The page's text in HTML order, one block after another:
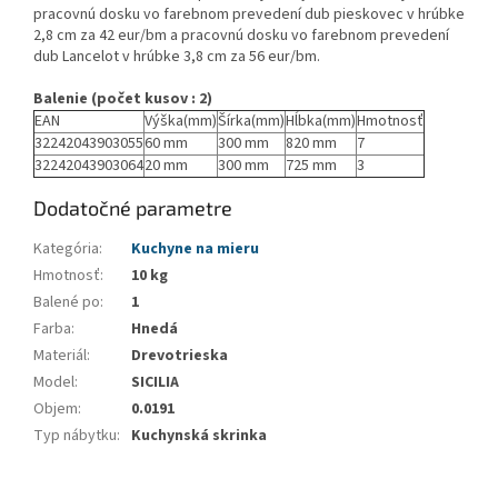
pracovnú dosku vo farebnom prevedení dub pieskovec v hrúbke
2,8 cm za 42 eur/bm a pracovnú dosku vo farebnom prevedení
dub Lancelot v hrúbke 3,8 cm za 56 eur/bm.
Balenie (počet kusov : 2)
EAN
Výška(mm)Šírka(mm)Hĺbka(mm)Hmotnosť
3224204390305560 mm 300 mm 820 mm
7
3224204390306420 mm 300 mm 725 mm 3
Dodatočné parametre
Kategória:
Kuchyne na mieru
Hmotnosť:
10 kg
Balené po:
1
Farba:
Hnedá
Materiál:
Drevotrieska
Model:
SICILIA
Objem:
0.0191
Typ nábytku: Kuchynská skrinka